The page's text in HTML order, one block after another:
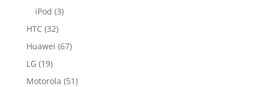
iPod (3)
HTC (32)
Huawei (67)
LG (19)
Motorola (51)